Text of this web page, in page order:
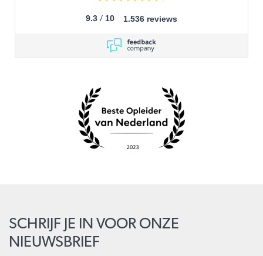
9.3 / 10 1.536 reviews
SCHRIJF JE IN VOOR ONZE
NIEUWSBRIEF